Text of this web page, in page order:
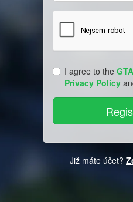
I agree to the
Privacy Policy
Již máte účet?